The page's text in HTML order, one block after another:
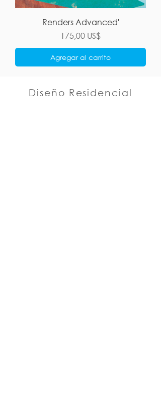
Renders Advanced'
Precio
175,00 US$
Agregar al carrito
Diseño Residencial